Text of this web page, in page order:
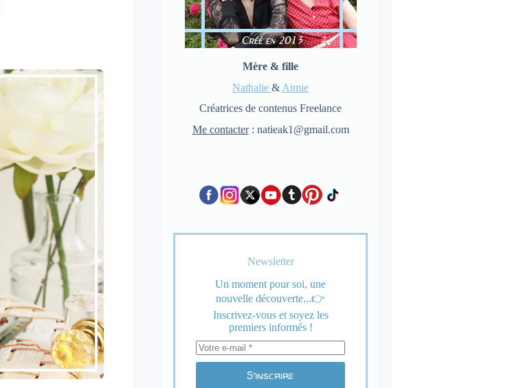
Mère & fille
Nathalie& Aimie
Créatrices de contenus Freelance
Me contacter: natieak1@gmail.com
Newsletter
Un moment pour soi, une
nouvelle découverte...👉
Inscrivez-vous et soyez les
premiers informés !
S’inscrire